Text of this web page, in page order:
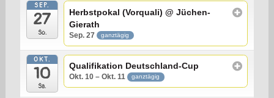
SEP.
27
So.
Herbstpokal (Vorquali)@ Jüchen-
Gierath
Sep. 27 ganztägig
OKT.
10
Sa.
Qualifikation Deutschland-Cup
Okt. 10 – Okt. 11 ganztägig